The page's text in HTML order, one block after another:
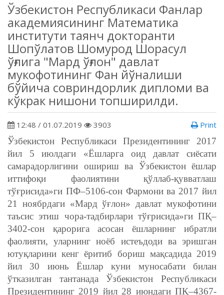
Ўзбекистон Республикаси Фанлар
академиясининг Математика
институти таянч докторанти
Шопўлатов Шомурод Шорасул
ўғлига "Мард ўғлон" давлат
мукофотининг Фан йўналиши
бўйича совриндорлик дипломи ва
кўкрак нишони топширилди.
12:48 / 01.07.2019 3903 Print
Ўзбекистон Республикаси Президентининг 2017
йил 5 июлдаги «Ёшларга оид давлат сиёсати
самарадорлигини ошириш ва Ўзбекистон ёшлар
иттифоқи фаолиятини қўллаб-қувватлаш
тўғрисида»ги ПФ–5106-сон Фармони ва 2017 йил
21 ноябрдаги «Мард ўғлон» давлат мукофотини
таъсис этиш чора-тадбирлари тўғрисида»ги ПҚ–
3402-сон қарорига асосан ёшларнинг ибратли
фаолияти, уларнинг ноёб истеъдоди ва эришган
ютуқларини кенг ёритиб бориш мақсадида 2019
йил 30 июнь Ёшлар куни муносабати билан
ўтказилган тантанада Ўзбекистон Республикаси
Президентининг 2019 йил 28 июндаги ПҚ–4367-